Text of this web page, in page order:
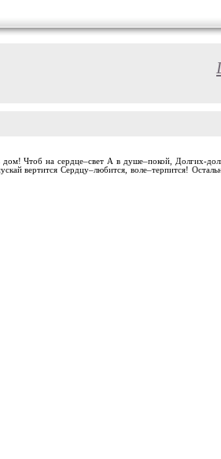
Чтоб на сердце–свет А в душе–покой, Долгих-
вертится Сердцу–любится, воле–терпится!